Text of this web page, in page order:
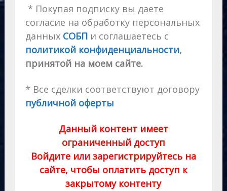
* Покупая подписку вы даете
согласие на обработку персональных
данных СОБП и соглашаетесь с
политикой конфиденциальности,
принятой на моем сайте.
* Все сделки соответствуют договору
публичной оферты
Данный контент имеет
ограниченный доступ
Войдите или зарегистрируйтесь на
сайте, чтобы оплатить доступ к
закрытому контенту